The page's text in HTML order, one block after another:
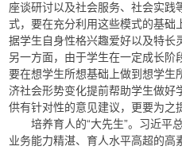
座谈研讨以及社会服务、社会实践
式，要在充分利用这些模式的基础
据学生自身性格兴趣爱好以及特长
另一方面，由于学生在一定成长阶
要在想学生所想基础上做到想学生
济社会形势变化提前帮助学生做好
供有针对性的意见建议，更要为之
培养育人的“大先生”。习近平
业务能力精湛、育人水平高超的高